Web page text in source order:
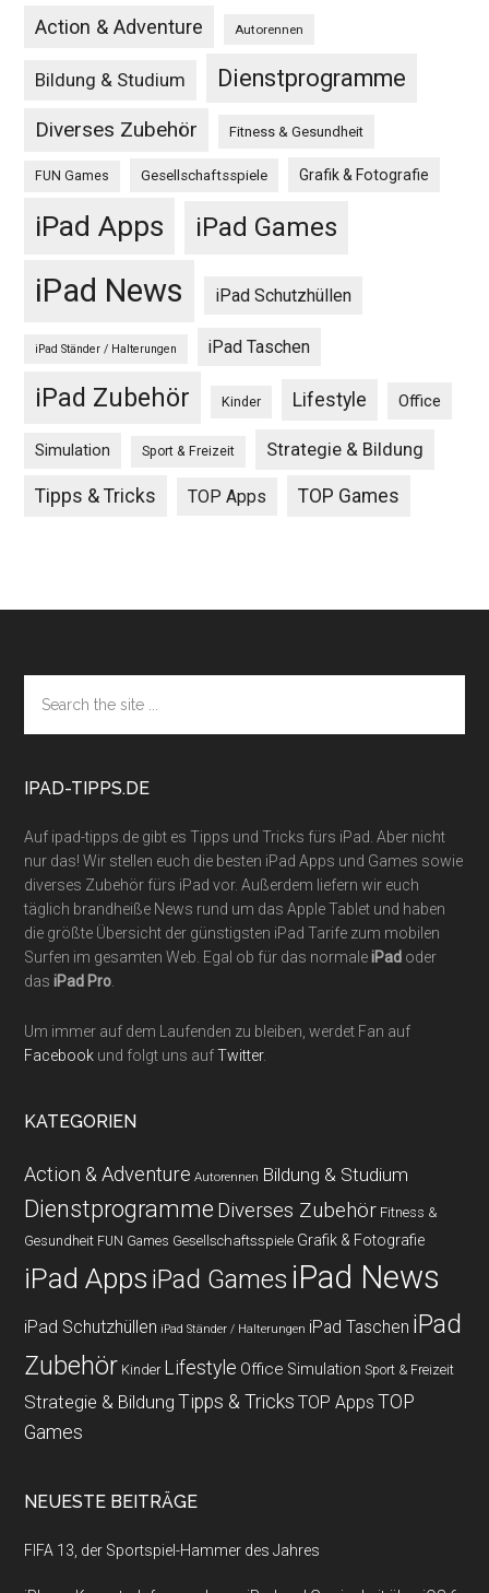
Action & Adventure Autorennen
Bildung & Studium Dienstprogramme
Diverses Zubehör Fitness & Gesundheit
FUN Games Gesellschaftsspiele Grafik & Fotografie
iPad Apps iPad Games
iPad News iPad Schutzhüllen
iPad Ständer / Halterungen iPad Taschen
iPad Zubehör Kinder Lifestyle Office
Simulation Sport & Freizeit Strategie & Bildung
Tipps & Tricks TOP Apps TOP Games
Footer
the
site
IPAD-TIPPS.DE
Auf ipad-tipps.de gibt es Tipps und Tricks fürs iPad. Aber nicht
nur das! Wir stellen euch die besten iPad Apps und Games sowie
diverses Zubehör fürs iPad vor. Außerdem liefern wir euch
täglich brandheiße News rund um das Apple Tablet und haben
die größte Übersicht der günstigsten iPad Tarife zum mobilen
Surfen im gesamten Web. Egal ob für das normaleiPad oder
dasiPad Pro
Um immer auf dem Laufenden zu bleiben, werdet Fan auf
Facebook und folgt uns aufTwitter.
KATEGORIEN
Action & Adventure Autorennen Bildung & Studium
Dienstprogramme Diverses Zubehör Fitness &
Gesundheit FUN Games Gesellschaftsspiele Grafik & Fotografie
iPad Apps iPad Games iPad News
iPad Schutzhüllen iPad Ständer / Halterungen iPad Taschen iPad
Zubehör Kinder Lifestyle Office Simulation Sport & Freizeit
Strategie & Bildung Tipps & Tricks TOP Apps TOP
Games
NEUESTE BEITRÄGE
FIFA 13, der Sportspiel-Hammer des Jahres